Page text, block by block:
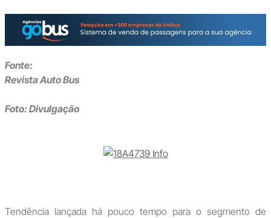
Fonte:
Revista Auto Bus
Foto: Divulgação
Tendência lançada há pouco tempo para o segmento de